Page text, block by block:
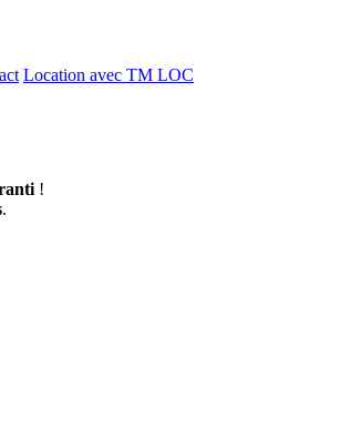
Location avec TM LOC
!
.